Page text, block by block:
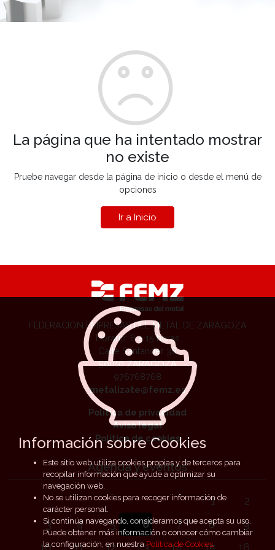
La página que ha intentado mostrar
no existe
Pruebe navegar desde la página de inicio o desde el menú de
opciones
Ir a Inicio
FEDERACIÓN EMPRESAS DEL METAL DE ZARAGOZA
Horario: 8 a 15 horas
Calle Santander 36
50010 ZARAGOZA
976768768
metalizate@femz.es
Política de privacidad
Aviso legal
Política de cookies
Agenda y eventos
1
2
3
4 5 6 7 8
9
Información sobre Cookies
Este sitio web utiliza cookies propias y de terceros para
recopilar información que ayude a optimizar su
navegación web.
No se utilizan cookies para recoger información de
carácter personal.
Si continúa navegando, consideramos que acepta su uso.
Puede obtener más información o conocer cómo cambiar
la configuración, en nuestraPolítica de Cookies.